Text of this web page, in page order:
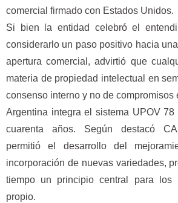
comercial firmado con Estados Unidos.
Si bien la entidad celebró el
considerarlo un paso positivo hacia
apertura comercial, advirtió que
materia de propiedad intelectual en
consenso interno y no de compromisos
Argentina integra el sistema UPOV
cuarenta años. Según destacó
permitió el desarrollo del
incorporación de nuevas variedades,
tiempo un principio central para los
propio.